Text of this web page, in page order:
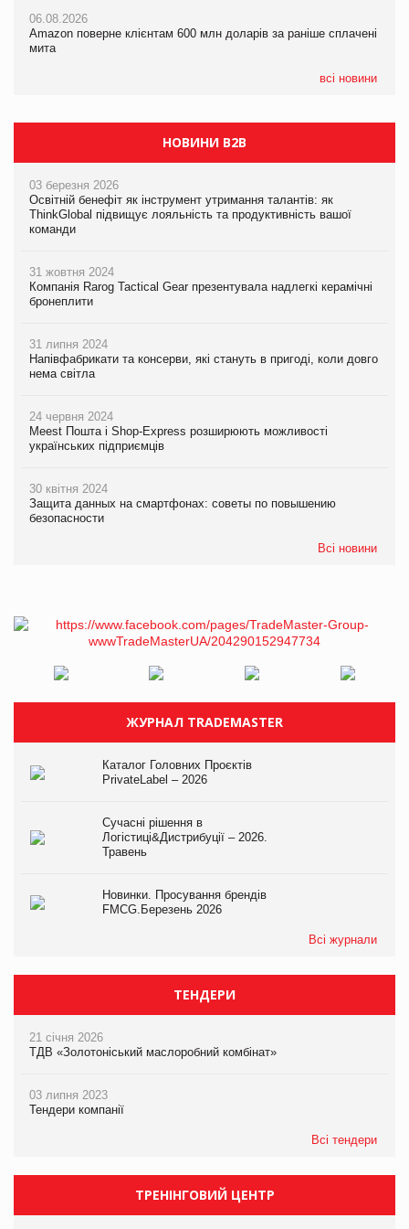
06.08.2026
Amazon поверне клієнтам 600 млн доларів за раніше сплачені
мита
всі новини
05.08.2026
Сергій Лісунов про заморожені хлібобулочні вироби на
05.08.2026
У Євросоюзі набули чинності нові правила щодо штучного
інтелекту
НОВИНИ B2B
03 березня 2026
Освітній бенефіт як інструмент утримання талантів: як
ThinkGlobal підвищує лояльність та продуктивність вашої
команди
31 жовтня 2024
Компанія Rarog Tactical Gear презентувала надлегкі керамічні
бронеплити
31 липня 2024
Напівфабрикати та консерви, які стануть в пригоді, коли довго
нема світла
24 червня 2024
Meest Пошта і Shop-Express розширюють можливості
українських підприємців
30 квітня 2024
Защита данных на смартфонах: советы по повышению
безопасности
Всі новини
ЖУРНАЛ TRADEMASTER
Каталог Головних Проєктів
PrivateLabel – 2026
Сучасні рішення в
Логістиці&Дистрибуції – 2026.
Травень
Новинки. Просування брендів
FMCG.Березень 2026
Всі журнали
ТЕНДЕРИ
21 січня 2026
ТДВ «Золотоніський маслоробний комбінат»
03 липня 2023
Тендери компанії
Всі тендери
ТРЕНІНГОВИЙ ЦЕНТР